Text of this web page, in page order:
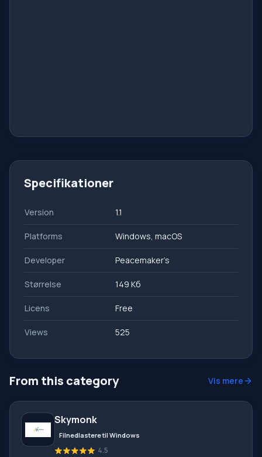
Specifikationer
Version 1.1
Platforms Windows, macOS
Developer Peacemaker’s
Størrelse 149 Кб
Licens Free
Views 525
From this category Vis mere
Skymonk
Filnedlastere til Windows
4.5